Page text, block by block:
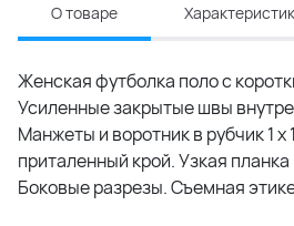
О товаре
Женская футболка поло с
Усиленные закрытые швы
Манжеты и воротник в рубчик 1
приталенный крой. Узкая
Боковые разрезы. Съемная